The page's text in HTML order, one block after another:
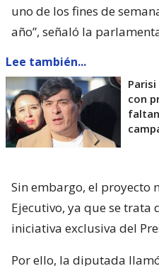
uno de los fines de
año”, señaló la
Lee también...
con
Sin embargo, el proyecto
Ejecutivo, ya que se trata
iniciativa exclusiva del
Por ello, la diputada